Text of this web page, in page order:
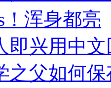
！浑身都亮
即兴用中
之父如何